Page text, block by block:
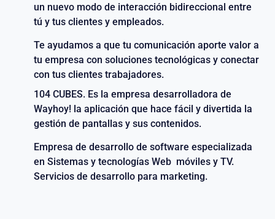
un nuevo modo de interacción bidireccional entre
tú y tus clientes y empleados.
Te ayudamos a que tu comunicación aporte valor a
tu empresa con soluciones tecnológicas y conectar
con tus clientes trabajadores.
104 CUBES. Es la empresa desarrolladora de
Wayhoy! la aplicación que hace fácil y divertida la
gestión de pantallas y sus contenidos.
Empresa de desarrollo de software especializada
en Sistemas y tecnologías Web móviles y TV.
Servicios de desarrollo para marketing.